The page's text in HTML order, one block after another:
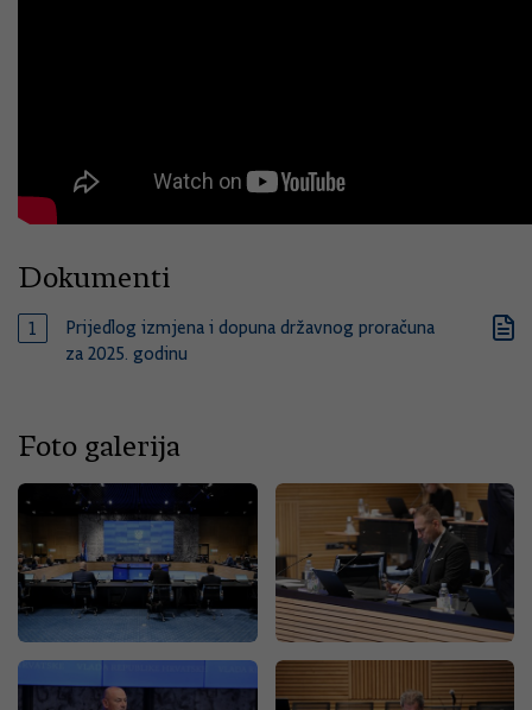
Dokumenti
Prijedlog izmjena i dopuna državnog proračuna
za 2025. godinu
Foto galerija